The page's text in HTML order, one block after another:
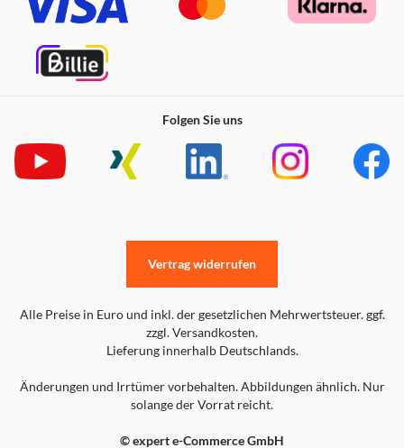
Folgen Sie uns
Alle Preise in Euro und inkl. der gesetzlichen Mehrwertsteuer. ggf.
zzgl. Versandkosten.
Lieferung innerhalb Deutschlands.
Änderungen und Irrtümer vorbehalten. Abbildungen ähnlich. Nur
solange der Vorrat reicht.
© expert e-Commerce GmbH
Vertrag widerrufen